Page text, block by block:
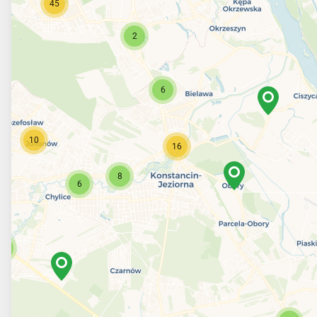
16
6
2
8
6
10
45